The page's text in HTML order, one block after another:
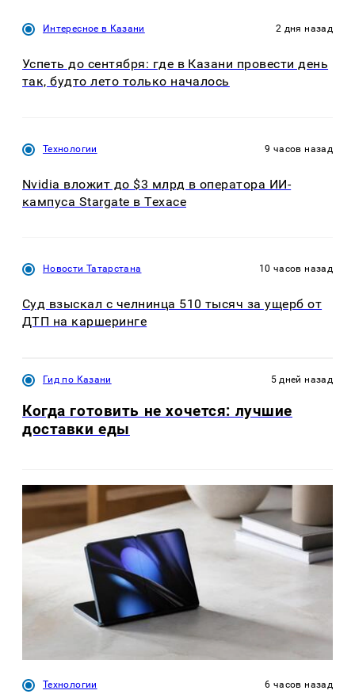
Интересное в Казани 2 дня назад
Успеть до сентября: где в Казани провести день
так, будто лето только началось
Технологии 9 часов назад
Nvidia вложит до $3 млрд в оператора ИИ-
кампуса Stargate в Техасе
Новости Татарстана 10 часов назад
Суд взыскал с челнинца 510 тысяч за ущерб от
ДТП на каршеринге
Гид по Казани 5 дней назад
Когда готовить не хочется: лучшие
доставки еды
Технологии 6 часов назад